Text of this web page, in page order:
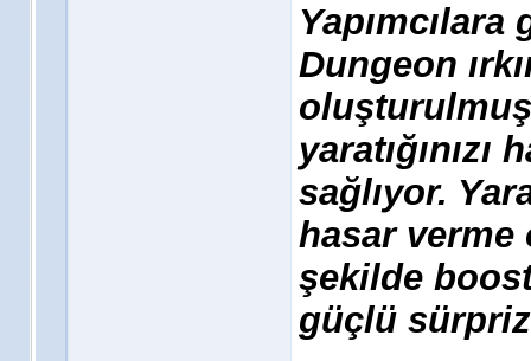
Dungeon
yaratığınızı
sağlıyor.
hasar
şekilde
güçlü sürpriz